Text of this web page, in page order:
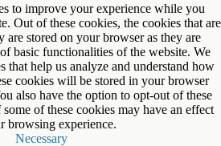
to improve your experience while you
Out of these cookies, the cookies that are
are stored on your browser as they are
basic functionalities of the website. We
that help us analyze and understand how
cookies will be stored in your browser
also have the option to opt-out of these
of these cookies may have an effect
browsing experience.
Necessary